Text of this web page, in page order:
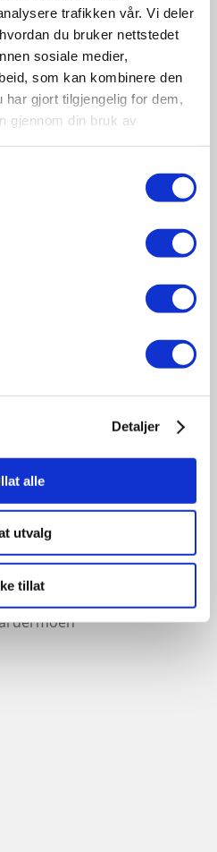
trafikken vår. Vi deler
du bruker nettstedet
sosiale medier,
som kan kombinere den
har gjort tilgjengelig for dem,
gjennom din bruk av
Detaljer
alle
utvalg
tillat
- 17:00
2026
| Sorenskriver Bulls gate 7
- 17:00
2026
Oslo Airport, Hans